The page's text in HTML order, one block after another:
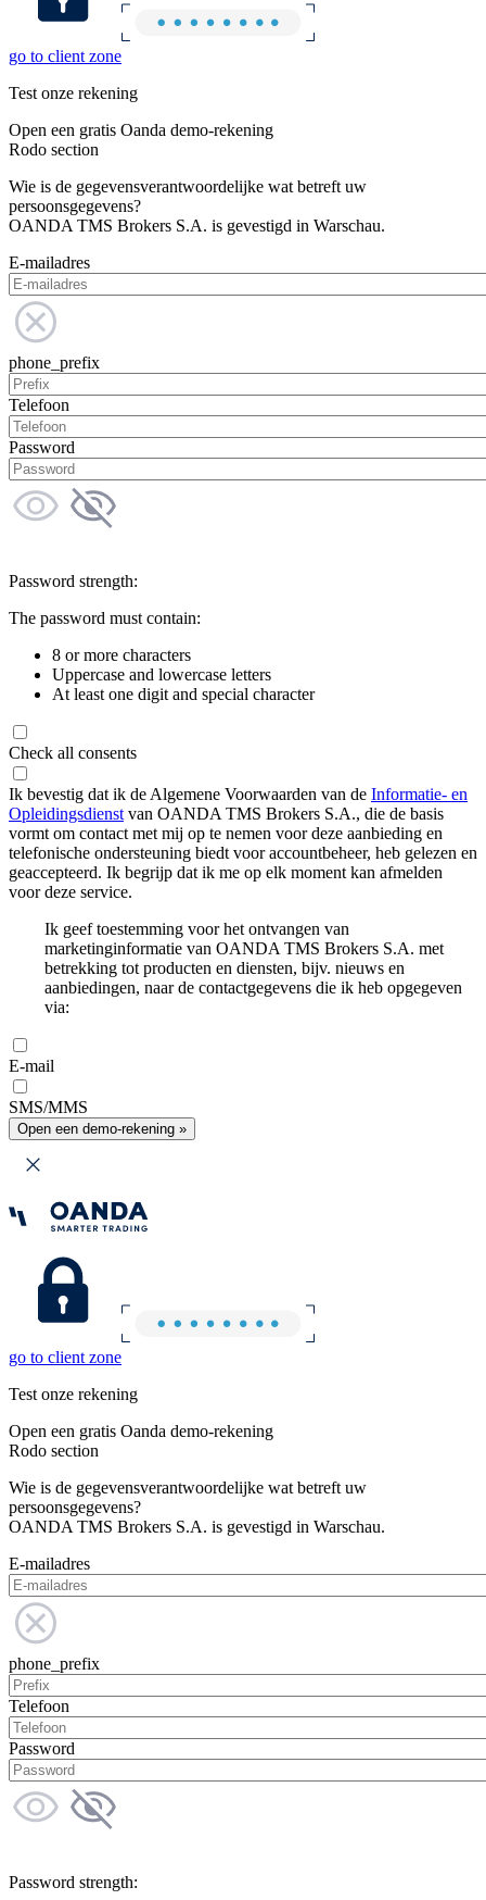
go to client zone
Test onze rekening
Open een gratis Oanda demo-rekening
Rodo section
Wie is de gegevensverantwoordelijke wat betreft uw
persoonsgegevens?
OANDA TMS Brokers S.A. is gevestigd in Warschau.
E-mailadres
phone_prefix
Telefoon
Password
Password strength:
The password must contain:
8 or more characters
Uppercase and lowercase letters
At least one digit and special character
Check all consents
Ik bevestig dat ik de Algemene Voorwaarden van de Informatie- en
Opleidingsdienst van OANDA TMS Brokers S.A., die de basis
vormt om contact met mij op te nemen voor deze aanbieding en
telefonische ondersteuning biedt voor accountbeheer, heb gelezen en
geaccepteerd. Ik begrijp dat ik me op elk moment kan afmelden
voor deze service.
Ik geef toestemming voor het ontvangen van
marketinginformatie van OANDA TMS Brokers S.A. met
betrekking tot producten en diensten, bijv. nieuws en
aanbiedingen, naar de contactgegevens die ik heb opgegeven
via:
E-mail
SMS/MMS
Open een demo-rekening »
go to client zone
Test onze rekening
Open een gratis Oanda demo-rekening
Rodo section
Wie is de gegevensverantwoordelijke wat betreft uw
persoonsgegevens?
OANDA TMS Brokers S.A. is gevestigd in Warschau.
E-mailadres
phone_prefix
Telefoon
Password
Password strength: